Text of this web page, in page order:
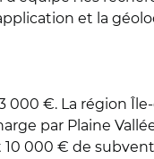
et la
€. La région
par Plaine
000 € de